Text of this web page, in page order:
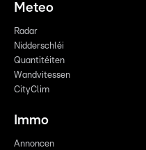
Meteo
Radar
Nidderschléi
Quantitéiten
Wandvitessen
CityClim
Immo
Annoncen